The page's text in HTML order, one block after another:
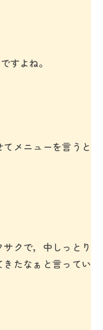
すよね。
メニューを言うと
クで，中しっとり
たなぁと言ってい